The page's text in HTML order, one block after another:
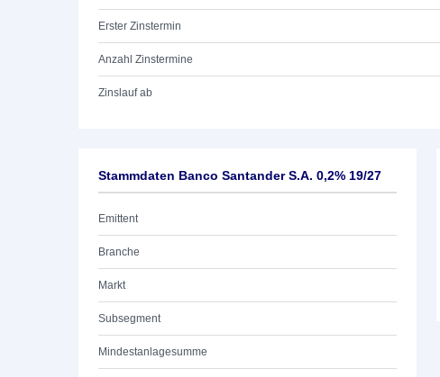
Erster Zinstermin
Anzahl Zinstermine
Zinslauf ab
Stammdaten Banco Santander S.A. 0,2% 19/27
Emittent
Branche
Markt
Subsegment
Mindestanlagesumme